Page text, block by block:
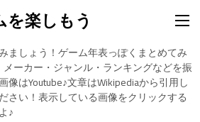
を楽しもう
ましょう！ゲーム年表っぽくまとめてみ
ーカー・ジャンル・ランキングなどを振
像はYoutube♪文章はWikipediaから引用し
さい！表示している画像をクリックする
♪